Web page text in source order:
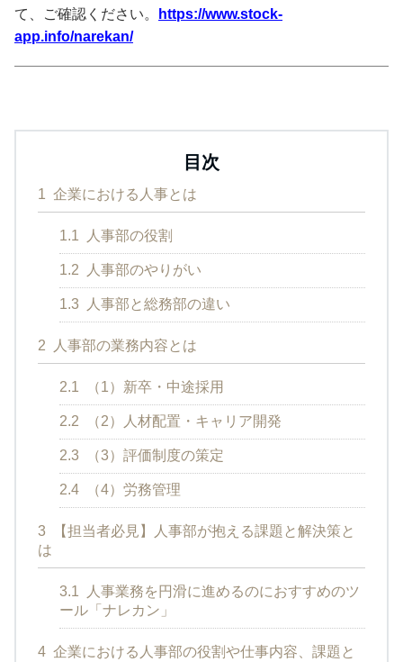
て、ご確認ください。
https://www.stock-
app.info/narekan/
目次
1 企業における人事とは
1.1 人事部の役割
1.2 人事部のやりがい
1.3 人事部と総務部の違い
2 人事部の業務内容とは
2.1 （1）新卒・中途採用
2.2 （2）人材配置・キャリア開発
2.3 （3）評価制度の策定
2.4 （4）労務管理
3
【担当者必見】人事部が抱える課題と解決策と
は
3.1
人事業務を円滑に進めるのにおすすめのツ
ール「ナレカン」
4 企業における人事部の役割や仕事内容、課題と